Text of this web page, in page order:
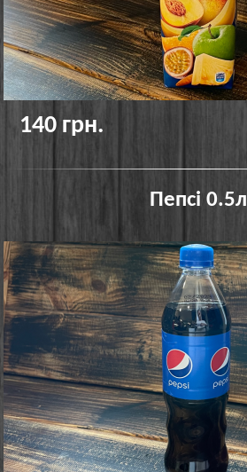
140 грн.
Пепсі 0.5л